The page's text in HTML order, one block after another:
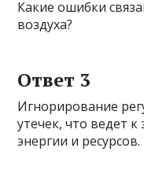
Какие ошибки
воздуха?
Ответ 3
Игнорирование
утечек, что ведет
энергии и ресурсов.